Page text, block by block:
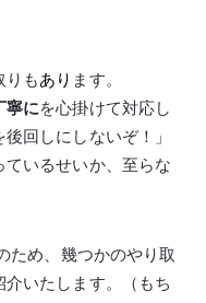
りもあり ます。
寧にを心掛けて対応し
回しにしないぞ！」
いるせいか、至らな
ため、幾つかのやり取
いたします。（もち